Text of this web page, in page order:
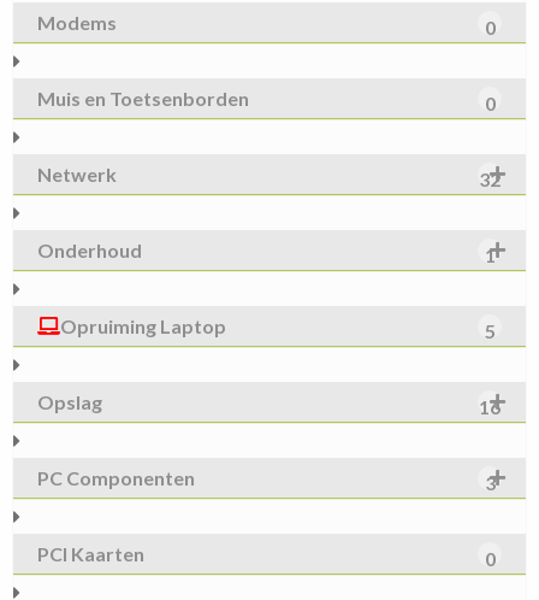
Modems 0
Muis en Toetsenborden 0
Netwerk 32
Onderhoud 1
Opruiming Laptop 5
Opslag 16
PC Componenten 3
PCI Kaarten 0